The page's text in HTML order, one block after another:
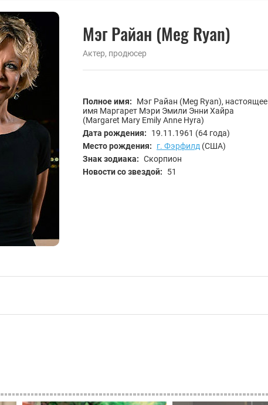
Мэг Райан (Meg Ryan)
Актер, продюсер
Полное имя:
Мэг Райан (Meg Ryan), настоящее
имя Маргарет Мэри Эмили Энни Хайра
(Margaret Mary Emily Anne Hyra)
Дата рождения:
19.11.1961 (64 года)
Место рождения:
г. Фэрфилд (США)
Знак зодиака: Скорпион
Новости со звездой:
51